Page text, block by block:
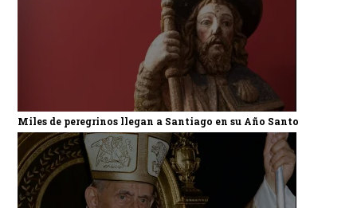
Miles de peregrinos llegan a Santiago en su Año Santo